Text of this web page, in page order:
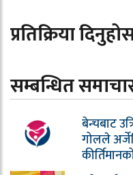
प्रतिक्रिया
सम्बन्धित
बेन्चबाट
गोलले